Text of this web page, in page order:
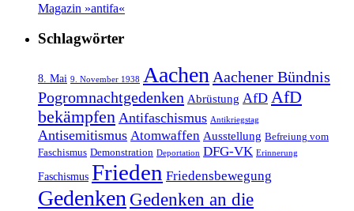
Magazin »antifa«
Schlagwörter
8. Mai 9. November 1938 Aachen Aachener Bündnis
Pogromnachtgedenken Abrüstung AfD AfD
bekämpfen Antifaschismus Antikriegstag
Antisemitismus Atomwaffen Ausstellung Befreiung vom
Faschismus Demonstration Deportation DFG-VK Erinnerung
Faschismus Frieden Friedensbewegung
Gedenken Gedenken an die